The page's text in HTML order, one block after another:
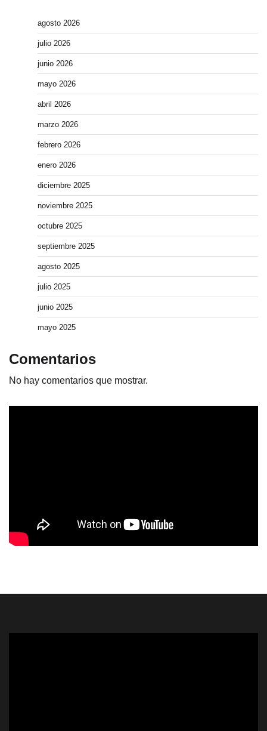
agosto 2026
julio 2026
junio 2026
mayo 2026
abril 2026
marzo 2026
febrero 2026
enero 2026
diciembre 2025
noviembre 2025
octubre 2025
septiembre 2025
agosto 2025
julio 2025
junio 2025
mayo 2025
Comentarios
No hay comentarios que mostrar.